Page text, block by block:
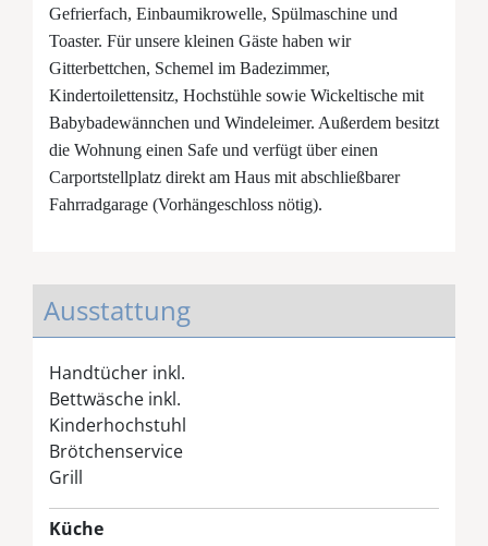
Gefrierfach, Einbaumikrowelle, Spülmaschine und
Toaster. Für unsere kleinen Gäste haben wir
Gitterbettchen, Schemel im Badezimmer,
Kindertoilettensitz, Hochstühle sowie Wickeltische mit
Babybadewännchen und Windeleimer. Außerdem besitzt
die Wohnung einen Safe und verfügt über einen
Carportstellplatz direkt am Haus mit abschließbarer
Fahrradgarage (Vorhängeschloss nötig).
Ausstattung
Handtücher inkl.
Bettwäsche inkl.
Kinderhochstuhl
Brötchenservice
Grill
Küche